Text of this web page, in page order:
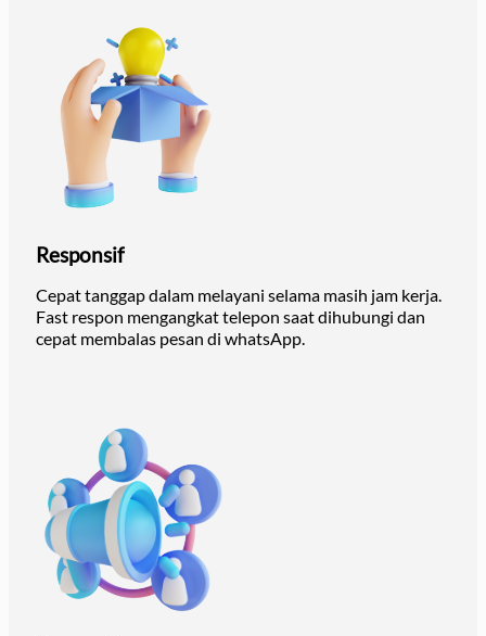
Responsif
Cepat tanggap dalam melayani selama masih jam kerja.
Fast respon mengangkat telepon saat dihubungi dan
cepat membalas pesan di whatsApp.